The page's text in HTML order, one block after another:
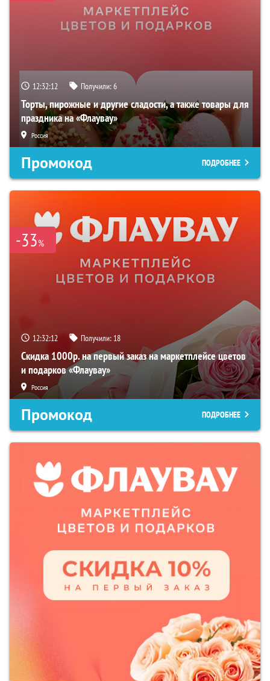
12:32:11 Получили:6
Торты, пирожные и другие сладости, а также товары для
праздника на «Флаувау»
Россия
Промокод ПОДРОБНЕЕ
-33%
12:32:11 Получили: 18
Скидка 1000р. на первый заказ на маркетплейсе цветов
и подарков «Флаувау»
Россия
Промокод ПОДРОБНЕЕ